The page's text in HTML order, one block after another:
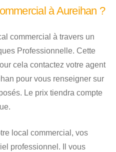
à Aureihan ?
commercial à travers un
Professionnelle. Cette
cela contactez votre agent
pour vous renseigner sur
Le prix tiendra compte
local commercial, vos
professionnel. Il vous